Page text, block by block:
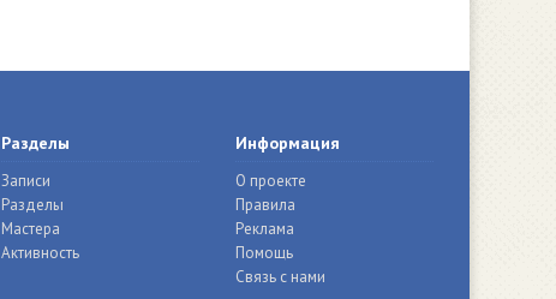
Разделы
Записи
Разделы
Мастера
Активность
Информация
О проекте
Правила
Реклама
Помощь
Связь с нами